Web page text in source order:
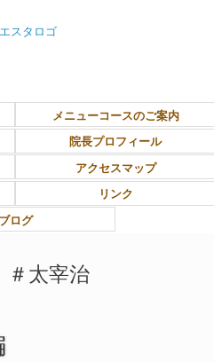
メニューコースのご案内
院長プロフィール
アクセスマップ
リンク
ブログ
＃太宰治